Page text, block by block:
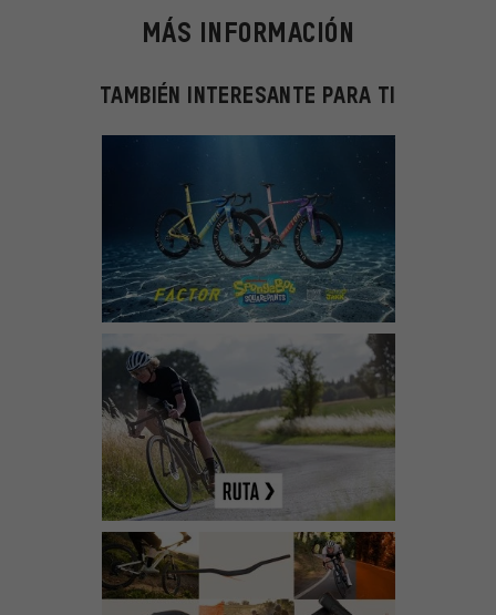
MÁS INFORMACIÓN
TAMBIÉN INTERESANTE PARA TI